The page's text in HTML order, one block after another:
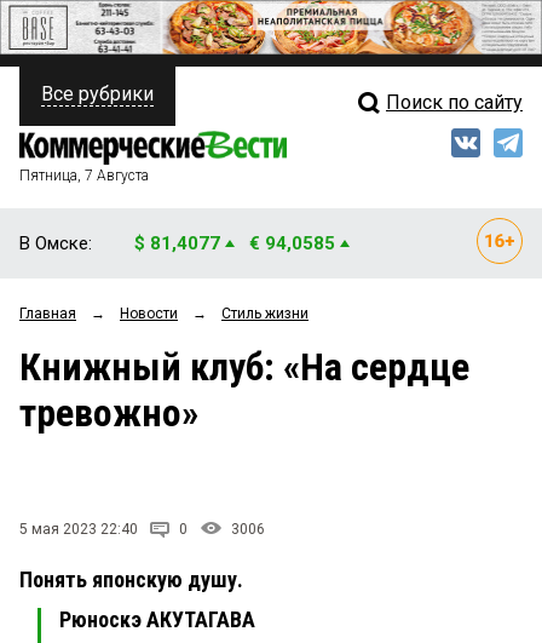
ПОЛИТИКА
ФИНАНСЫ
ОБЩЕСТВО
ЗАКОН
НОВОСТИ КОМПАНИЙ
СТИЛЬ ЖИЗНИ
Свежий выпуск
Рейтинги
Все рубрики Поиск по сайту
Пятница, 7 Августа
В Омске: $ 81,4077 € 94,0585
Главная → Новости → Стиль жизни
Книжный клуб: «На сердце
тревожно»
5 мая 2023 22:40 0 3006
Понять японскую душу.
Рюноскэ АКУТАГАВА